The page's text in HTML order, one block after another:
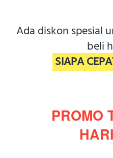
Ada diskon spesial
beli
SIAPA
PROMO